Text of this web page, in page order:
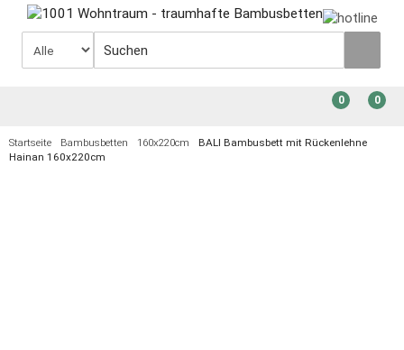
0
0
Startseite Bambusbetten 160x220cm
BALI Bambusbett mit Rückenlehne
Hainan 160x220cm